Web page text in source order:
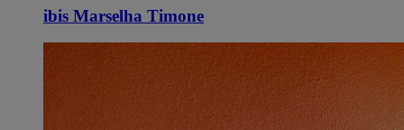
ibis Marselha Timone